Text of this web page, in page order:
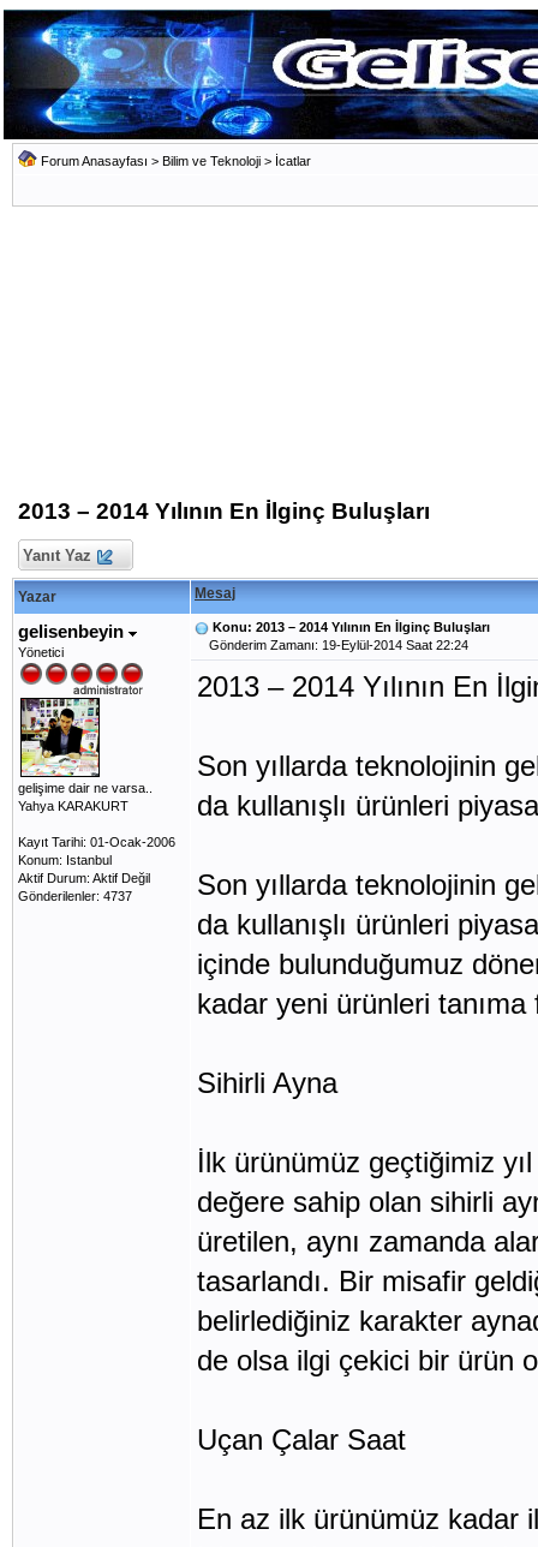
Forum Anasayfası > Bilim ve Teknoloji > İcatlar
2013 – 2014 Yılının En İlginç Buluşları
Yanıt Yaz
Yazar Mesaj
gelisenbeyin
Yönetici
gelişime dair ne varsa..
Yahya KARAKURT
Kayıt Tarihi: 01-Ocak-2006
Konum: Istanbul
Aktif Durum: Aktif Değil
Gönderilenler: 4737
Konu: 2013 – 2014 Yılının En İlginç Buluşları
Gönderim Zamanı: 19-Eylül-2014 Saat 22:24
2013 – 2014 Yılının En
Son yıllarda teknolojinin
da kullanışlı ürünleri
Son yıllarda teknolojinin
da kullanışlı ürünleri
içinde bulunduğumuz
kadar yeni ürünleri tanıma
Sihirli Ayna
İlk ürünümüz geçtiğimiz
değere sahip olan sihirli
üretilen, aynı zamanda
tasarlandı. Bir misafir
belirlediğiniz karakter
de olsa ilgi çekici bir ürün
Uçan Çalar Saat
En az ilk ürünümüz kadar